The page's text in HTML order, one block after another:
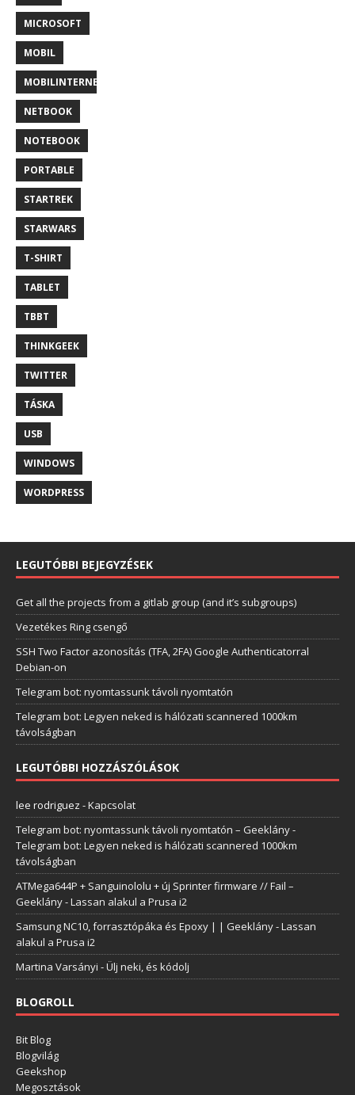
MICROSOFT
MOBIL
MOBILINTERNET
NETBOOK
NOTEBOOK
PORTABLE
STARTREK
STARWARS
T-SHIRT
TABLET
TBBT
THINKGEEK
TWITTER
TÁSKA
USB
WINDOWS
WORDPRESS
LEGUTÓBBI BEJEGYZÉSEK
Get all the projects from a gitlab group (and it’s subgroups)
Vezetékes Ring csengő
SSH Two Factor azonosítás (TFA, 2FA) Google Authenticatorral
Debian-on
Telegram bot: nyomtassunk távoli nyomtatón
Telegram bot: Legyen neked is hálózati scannered 1000km
távolságban
LEGUTÓBBI HOZZÁSZÓLÁSOK
lee rodriguez -Kapcsolat
Telegram bot: nyomtassunk távoli nyomtatón – Geeklány-
Telegram bot: Legyen neked is hálózati scannered 1000km
távolságban
ATMega644P + Sanguinololu + új Sprinter firmware // Fail –
Geeklány-Lassan alakul a Prusa i2
Samsung NC10, forrasztópáka és Epoxy | | Geeklány-Lassan
alakul a Prusa i2
Martina Varsányi -Ülj neki, és kódolj
BLOGROLL
Bit Blog
Blogvilág
Geekshop
Megosztások